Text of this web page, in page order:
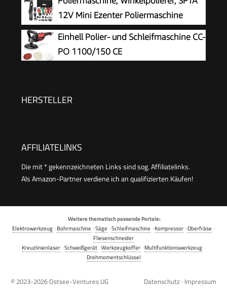
Geschwindigkeit, Akkupolierer mit Polierteller,
Auto Politur Set für Autopflege Polieren
Autodetailing Wachsen
12V Mini Ezenter Poliermaschine
Polierer, Polierer 25mm/50mm/80mm
Polierteller/Polierschwamm/Wollscheibe, zum
Polieren von Auto, Möbeln - LD104DE-V2
Einhell Polier- und Schleifmaschine CC-
PO 1100/150 CE
HERSTELLER
AFFILIATELINKS
Die mit * gekennzeichneten Links sind sog. Affiliatelinks.
Als Amazon-Partner verdiene ich an qualifizierten Käufen!
Weitere thematisch passende Portale:
Elektrowerkzeug ·Bohrmaschine ·Säge ·Schleifmaschine ·Kompressor ·Oberfräse ·
Fliesenschneider
Kreuzlinienlaser ·Schweißgerät ·Werkzeugkoffer ·Multifunktionswerkzeug ·
Drehmomentschlüssel
© 2023-2026Ostsee-Ventures UG Datenschutz · Impressum